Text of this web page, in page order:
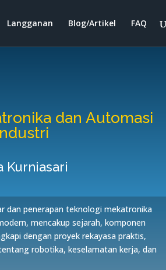
Langganan Blog/Artikel FAQ
dan Automasi
Kurniasari
dan penerapan teknologi mekatronika
mencakup sejarah, komponen
dengan proyek rekayasa praktis,
robotika, keselamatan kerja, dan